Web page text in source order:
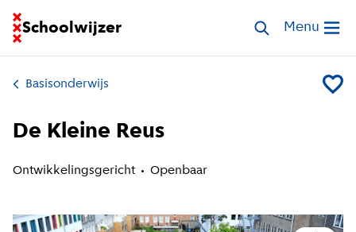
Schoolwijzer
Ga naar homepage van SchoolwijzerZoek scholen
Open
Menu
Basisonderwijs Voeg
De Kleine Reus
Ontwikkelingsgericht Openbaar